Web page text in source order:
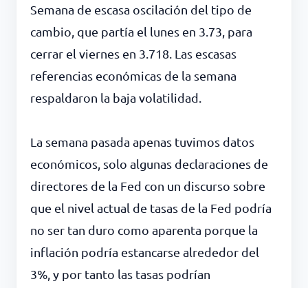
Semana de escasa oscilación del tipo de
cambio, que partía el lunes en 3.73, para
cerrar el viernes en 3.718. Las escasas
referencias económicas de la semana
respaldaron la baja volatilidad.
La semana pasada apenas tuvimos datos
económicos, solo algunas declaraciones de
directores de la Fed con un discurso sobre
que el nivel actual de tasas de la Fed podría
no ser tan duro como aparenta porque la
inflación podría estancarse alrededor del
3%, y por tanto las tasas podrían